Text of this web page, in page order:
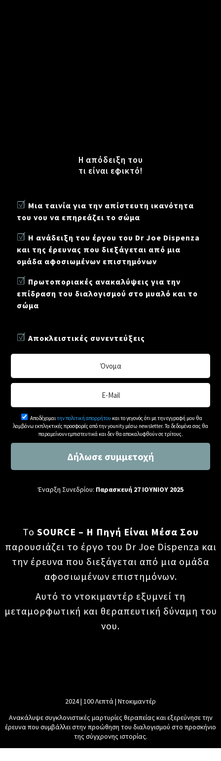
Η απόδειξη του
τι είναι εφικτό!
☑ Μια ταινία για την απίστευτη ικανότητα
του νου να επηρεάζει το σώμα
☑ Η ανάδειξη του έργου του Dr Joe Dispenza
και της έρευνας που διεξάγεται από μια
ομάδα αφοσιωμένων επιστημόνων
☑ Πρωτοποριακές ανακαλύψεις για την
επίδραση του διαλογισμού στο μυαλό και το
σώμα
☑ Αποκλειστικές συνεντεύξεις
Αποδέχομαιτην πολιτική απορρήτου και το γεγονός ότι με την εγγραφή μου θα
λαμβάνω εκπληκτικές προσφορές από την younity μέσω newsletter. Τα δεδομένα σας θα
παραμείνουν εμπιστευτικά και δεν θα αποκαλυφθούν σε τρίτους.
Δήλωσε συμμετοχή
Έναρξη Συνεδρίου: Παρασκευή 27 ΙΟΥΝΙΟΥ 2025
Το SOURCE – Η Πηγή Είναι Μέσα Σου
παρουσιάζει το έργο του Dr Joe Dispenza και
την έρευνα που διεξάγεται από μια ομάδα
αφοσιωμένων επιστημόνων.
Αυτό το ντοκιμαντέρ εξυμνεί τη
μεταμορφωτική και θεραπευτική δύναμη του
νου.
2024 | 100 Λεπτά | Ντοκιμαντέρ
Ανακάλυψε συγκλονιστικές μαρτυρίες θεραπείας και εξερεύνησε την
έρευνα που συμβάλλει στην προώθηση του διαλογισμού στο προσκήνιο
της σύγχρονης ιστορίας.